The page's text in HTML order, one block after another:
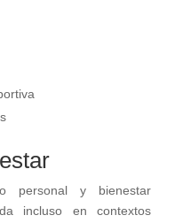
personal y bienestar
incluso en contextos